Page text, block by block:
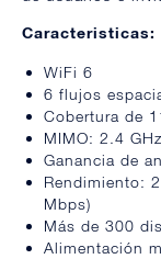
Caracteristicas:
WiFi 6
6 flujos
Cobertura de
MIMO: 2.4
Ganancia de
Rendimiento:
Mbps)
Más de 300
Alimentación